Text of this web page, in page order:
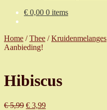
€ 0,00 0 items
Home /Thee /Kruidenmelanges
Aanbieding!
Hibiscus
€5,99 Oorspronkelijke
€ 3,99Huidige